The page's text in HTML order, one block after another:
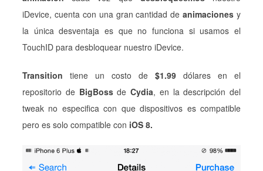
iDevice, cuenta con una gran cantidad deanimaciones y
la única desventaja es que no funciona si usamos el
TouchID para desbloquear nuestro iDevice.
Transition tiene un costo de $1.99 dólares en el
repositorio de BigBossde Cydia, en la descripción del
tweak no especifica con que dispositivos es compatible
pero es solo compatible con iOS 8.